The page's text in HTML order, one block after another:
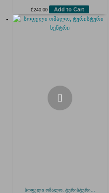
₾240.00 Add to Cart
სოფელი ომალო, ტურისტური...